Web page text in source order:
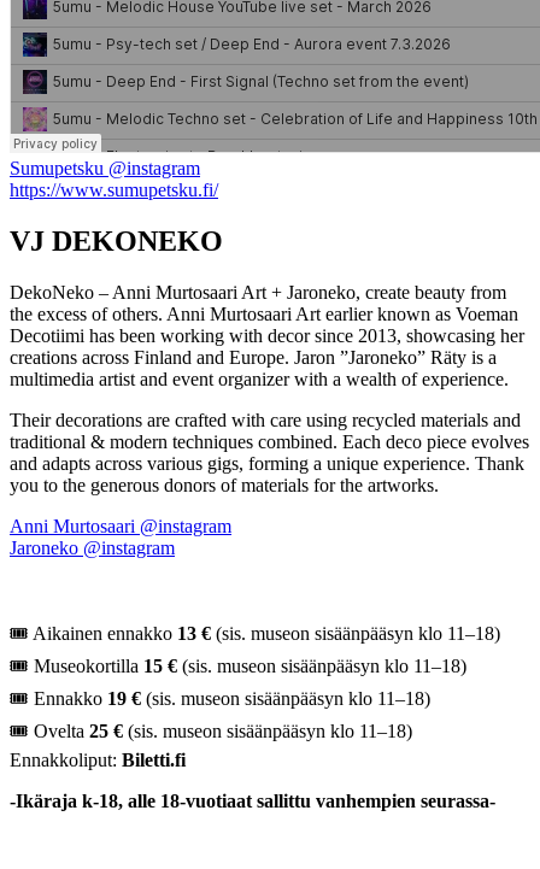
Sumupetsku @instagram
https://www.sumupetsku.fi/
VJ DEKONEKO
DekoNeko – Anni Murtosaari Art + Jaroneko, create beauty from
the excess of others. Anni Murtosaari Art earlier known as Voeman
Decotiimi has been working with decor since 2013, showcasing her
creations across Finland and Europe. Jaron ”Jaroneko” Räty is a
multimedia artist and event organizer with a wealth of experience.
Their decorations are crafted with care using recycled materials and
traditional & modern techniques combined. Each deco piece evolves
and adapts across various gigs, forming a unique experience. Thank
you to the generous donors of materials for the artworks.
Anni Murtosaari @instagram
Jaroneko @instagram
🎟 Aikainen ennakko 13 € (sis. museon sisäänpääsyn klo 11–18)
🎟 Museokortilla 15 € (sis. museon sisäänpääsyn klo 11–18)
🎟 Ennakko 19 € (sis. museon sisäänpääsyn klo 11–18)
🎟 Ovelta 25 € (sis. museon sisäänpääsyn klo 11–18)
Ennakkoliput: Biletti.fi
-Ikäraja k-18, alle 18-vuotiaat sallittu vanhempien seurassa-